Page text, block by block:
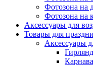
Фотозона на
Фотозона на
Аксессуары для
Товары для
Аксессуары